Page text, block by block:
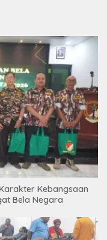
Kebangsaan
Bela Negara